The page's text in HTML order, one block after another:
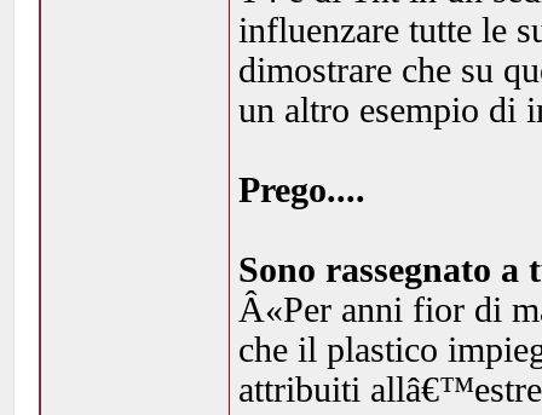
influenzare tutte le
dimostrare che su
un altro esempio di
Prego....
Sono rassegnato a
Â«Per anni fior di
che il plastico
attribuiti